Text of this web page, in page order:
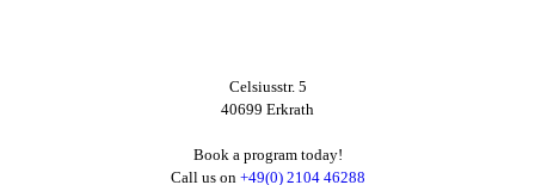
Celsiusstr. 5
40699 Erkrath
Book a program today!
Call us on +49(0) 2104 46288